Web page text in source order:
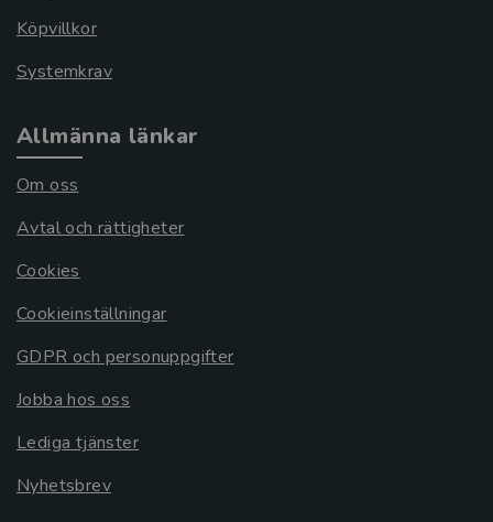
Köpvillkor
Systemkrav
Allmänna länkar
Om oss
Avtal och rättigheter
Cookies
Cookieinställningar
GDPR och personuppgifter
Jobba hos oss
Lediga tjänster
Nyhetsbrev